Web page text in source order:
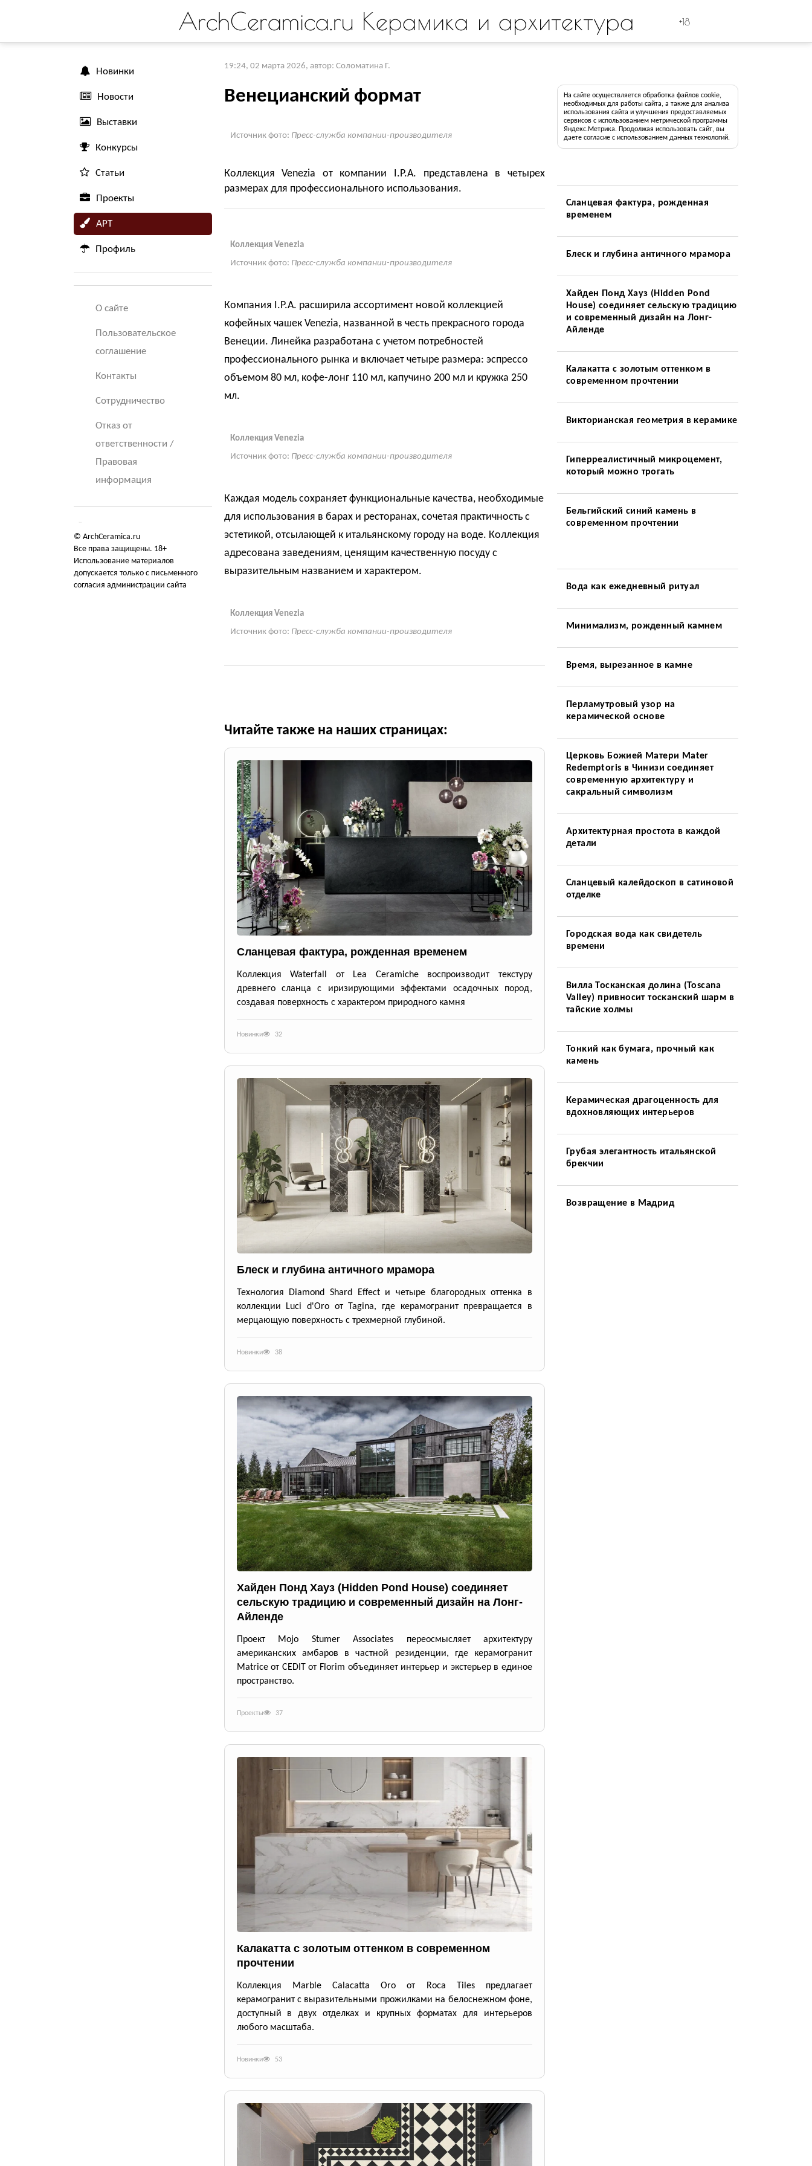
ArchCeramica.ru Керамика и архитектура +18
Новинки
Новости
Выставки
Конкурсы
Статьи
Проекты
АРТ
Профиль
О сайте
Пользовательское
соглашение
Контакты
Сотрудничество
Отказ от
ответственности /
Правовая
информация
© ArchCeramica.ru
Все права защищены. 18+
Использование материалов
допускается только с письменного
согласия администрации сайта
19:24, 02 марта 2026, автор: Соломатина Г.
Венецианский формат
Источник фото: Пресс-служба компании-производителя
Коллекция Venezia от компании I.P.A. представлена в четырех
размерах для профессионального использования.
Коллекция Venezia
Источник фото: Пресс-служба компании-производителя
Компания I.P.A. расширила ассортимент новой коллекцией
кофейных чашек Venezia, названной в честь прекрасного города
Венеции. Линейка разработана с учетом потребностей
профессионального рынка и включает четыре размера: эспрессо
объемом 80 мл, кофе-лонг 110 мл, капучино 200 мл и кружка 250
мл.
Коллекция Venezia
Источник фото: Пресс-служба компании-производителя
Каждая модель сохраняет функциональные качества, необходимые
для использования в барах и ресторанах, сочетая практичность с
эстетикой, отсылающей к итальянскому городу на воде. Коллекция
адресована заведениям, ценящим качественную посуду с
выразительным названием и характером.
Коллекция Venezia
Источник фото: Пресс-служба компании-производителя
Читайте также на наших страницах:
Сланцевая фактура, рожденная временем
Коллекция Waterfall от Lea Ceramiche воспроизводит текстуру
древнего сланца с иризирующими эффектами осадочных пород,
создавая поверхность с характером природного камня
Новинки 32
Блеск и глубина античного мрамора
Технология Diamond Shard Effect и четыре благородных оттенка в
коллекции Luci d'Oro от Tagina, где керамогранит превращается в
мерцающую поверхность с трехмерной глубиной.
Новинки 38
Хайден Понд Хауз (Hidden Pond House) соединяет
сельскую традицию и современный дизайн на Лонг-
Айленде
Проект Mojo Stumer Associates переосмысляет архитектуру
американских амбаров в частной резиденции, где керамогранит
Matrice от CEDIT от Florim объединяет интерьер и экстерьер в единое
пространство.
Проекты 37
Калакатта с золотым оттенком в современном
прочтении
Коллекция Marble Calacatta Oro от Roca Tiles предлагает
керамогранит с выразительными прожилками на белоснежном фоне,
доступный в двух отделках и крупных форматах для интерьеров
любого масштаба.
Новинки 53
На сайте осуществляется обработка файлов cookie,
необходимых для работы сайта, а также для анализа
использования сайта и улучшения предоставляемых
сервисов с использованием метрической программы
Яндекс.Метрика. Продолжая использовать сайт, вы
даете согласие с использованием данных технологий.
Сланцевая фактура, рожденная
временем
Блеск и глубина античного мрамора
Хайден Понд Хауз (Hidden Pond
House) соединяет сельскую традицию
и современный дизайн на Лонг-
Айленде
Калакатта с золотым оттенком в
современном прочтении
Викторианская геометрия в керамике
Гиперреалистичный микроцемент,
который можно трогать
Бельгийский синий камень в
современном прочтении
Вода как ежедневный ритуал
Минимализм, рожденный камнем
Время, вырезанное в камне
Перламутровый узор на
керамической основе
Церковь Божией Матери Mater
Redemptoris в Чинизи соединяет
современную архитектуру и
сакральный символизм
Архитектурная простота в каждой
детали
Сланцевый калейдоскоп в сатиновой
отделке
Городская вода как свидетель
времени
Вилла Тосканская долина (Toscana
Valley) привносит тосканский шарм в
тайские холмы
Тонкий как бумага, прочный как
камень
Керамическая драгоценность для
вдохновляющих интерьеров
Грубая элегантность итальянской
брекчии
Возвращение в Мадрид